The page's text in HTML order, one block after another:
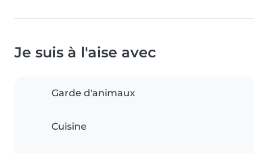
Je suis à l'aise avec
Garde d'animaux
Cuisine